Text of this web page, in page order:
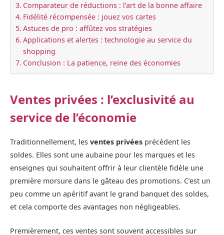
Comparateur de réductions : l’art de la bonne affaire
Fidélité récompensée : jouez vos cartes
Astuces de pro : affûtez vos stratégies
Applications et alertes : technologie au service du
shopping
Conclusion : La patience, reine des économies
Ventes privées : l’exclusivité au
service de l’économie
Traditionnellement, les ventes privées précèdent les
soldes. Elles sont une aubaine pour les marques et les
enseignes qui souhaitent offrir à leur clientèle fidèle une
première morsure dans le gâteau des promotions. C’est un
peu comme un apéritif avant le grand banquet des soldes,
et cela comporte des avantages non négligeables.
Premièrement, ces ventes sont souvent accessibles sur